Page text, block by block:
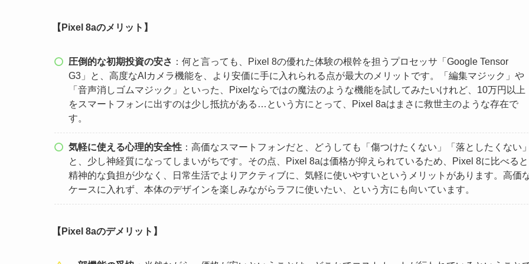
【Pixel 8aのメリット】
圧倒的な初期投資の安さ ：何と言っても、Pixel 8の優れた体験の根幹を担うプロセッサ「Google Tensor
G3」と、高度なAIカメラ機能を、より安価に手に入れられる点が最大のメリットです。「編集マジック」や
「音声消しゴムマジック」といった、Pixelならではの魔法のような機能を試してみたいけれど、10万円以上
をスマートフォンに出すのは少し抵抗がある…という方にとって、Pixel 8aはまさに救世主のような存在で
す。
気軽に使える心理的安全性 ：高価なスマートフォンだと、どうしても「傷つけたくない」「落としたくない
と、少し神経質になってしまいがちです。その点、Pixel 8aは価格が抑えられているため、Pixel 8に比べると
精神的な負担が少なく、日常生活でよりアクティブに、気軽に使いやすいというメリットがあります。高価
ケースに入れず、本体のデザインを楽しみながらラフに使いたい、という方にも向いています。
【Pixel 8aのデメリット】